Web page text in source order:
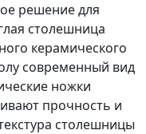
решение для
столешница
керамического
современный вид
ножки
прочность и
столешницы